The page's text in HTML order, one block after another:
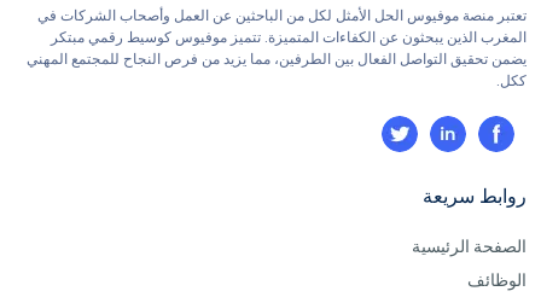
تعتبر منصة موفيوس الحل الأمثل لكل من الباحثين عن العمل وأصحاب الشركات في
المغرب الذين يبحثون عن الكفاءات المتميزة. تتميز موفيوس كوسيط رقمي مبتكر
يضمن تحقيق التواصل الفعال بين الطرفين، مما يزيد من فرص النجاح للمجتمع المهني
ككل.
روابط سريعة
الصفحة الرئيسية
الوظائف